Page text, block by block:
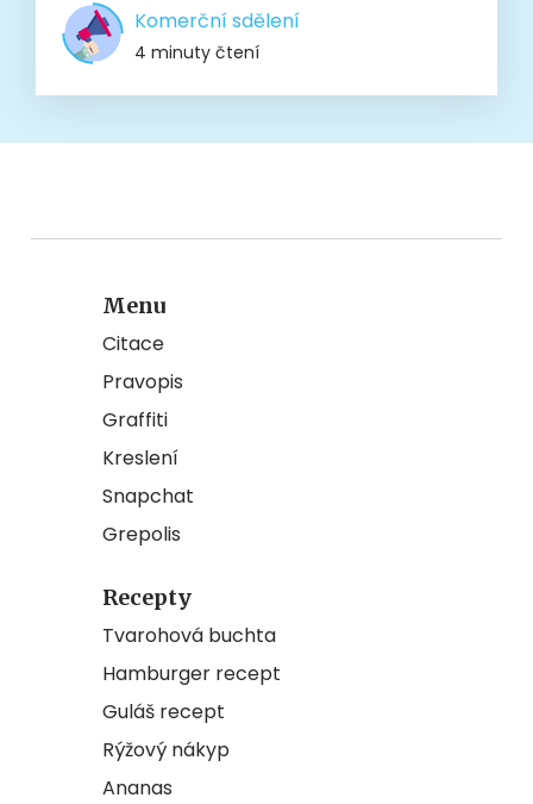
Komerční sdělení
4 minuty čtení
Menu
Citace
Pravopis
Graffiti
Kreslení
Snapchat
Grepolis
Recepty
Tvarohová buchta
Hamburger recept
Guláš recept
Rýžový nákyp
Ananas